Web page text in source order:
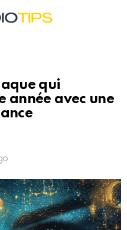
qui
année avec une